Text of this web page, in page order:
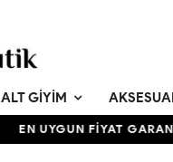
ALT GIYIM
EN UYGUN FİYAT